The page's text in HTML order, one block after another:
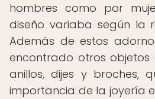
hombres como por
diseño variaba según la
Además de estos
encontrado otros objetos
anillos, dijes y broches,
importancia de la joyería